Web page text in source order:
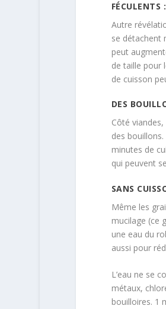
Autre
se détachent
peut
de taille pour
de cuisson
DES
Côté
des
minutes de
qui peuvent
SANS
Même les
mucilage (ce
une eau du
aussi pour
L’eau ne se
métaux,
bouilloires. 1